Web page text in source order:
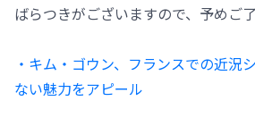
ばらつきがございますので、予めご
・キム・ゴウン、フランスでの近況
ない魅力をアピール